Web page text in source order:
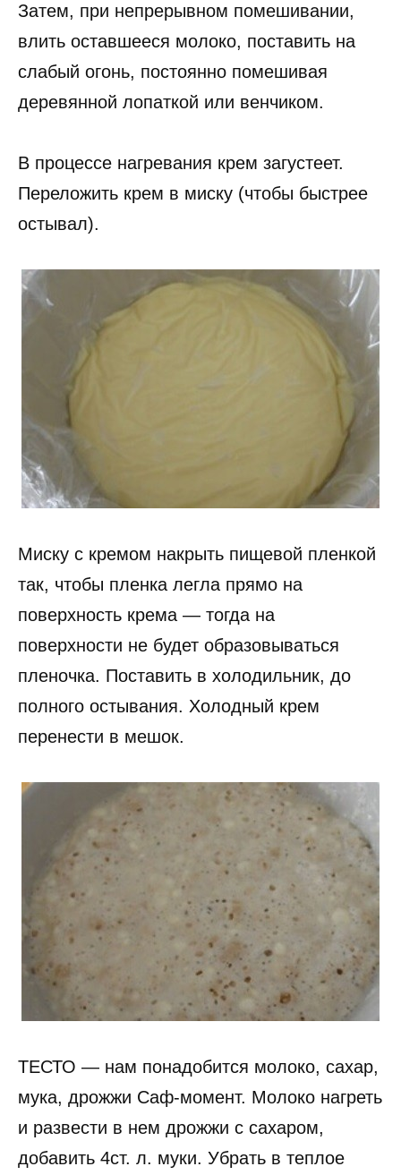
Затем, при непрерывном помешивании,
влить оставшееся молоко, поставить на
слабый огонь, постоянно помешивая
деревянной лопаткой или венчиком.
В процессе нагревания крем загустеет.
Переложить крем в миску (чтобы быстрее
остывал).
Миску с кремом накрыть пищевой пленкой
так, чтобы пленка легла прямо на
поверхность крема — тогда на
поверхности не будет образовываться
пленочка. Поставить в холодильник, до
полного остывания. Холодный крем
перенести в мешок.
ТЕСТО — нам понадобится молоко, сахар,
мука, дрожжи Саф-момент. Молоко нагреть
и развести в нем дрожжи с сахаром,
добавить 4ст. л. муки. Убрать в теплое